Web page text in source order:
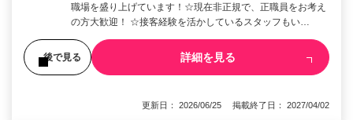
職場を盛り上げています！☆現在非正規で、正職員をお考え
の方大歓迎！ ☆接客経験を活かしているスタッフもい…
後で見る 詳細を見る
更新日： 2026/06/25 掲載終了日： 2027/04/02